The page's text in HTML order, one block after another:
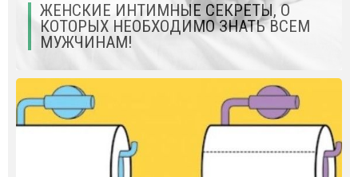
ЖЕНСКИЕ ИНТИМНЫЕ СЕКРЕТЫ, О
КОТОРЫХ НЕОБХОДИМО ЗНАТЬ ВСЕМ
МУЖЧИНАМ!